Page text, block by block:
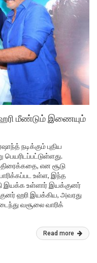
ஹரி மீண்டும் இணையும்
நடிக்கும் புதிய
பெயரிடப்பட்டுள்ளது.
என சூடு
உள்ள, இந்த
இயக்க உள்ளார் இயக்குனர்
ஹரி இயக்கிய, அவரது
வசூலை வாரிக்
Read more